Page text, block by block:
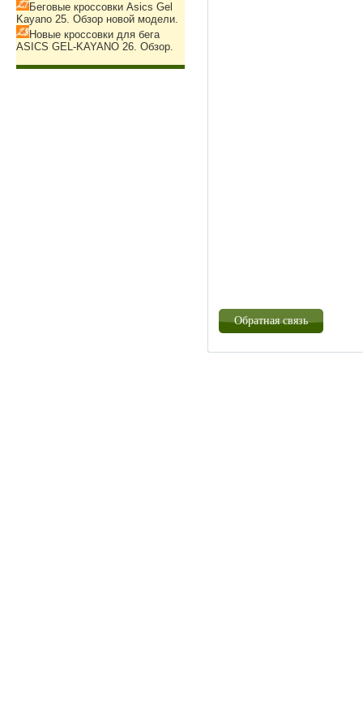
Обратная связь
Беговые кроссовки Asics Gel
Kayano 25. Обзор новой модели.
Новые кроссовки для бега
ASICS GEL-KAYANO 26. Обзор.